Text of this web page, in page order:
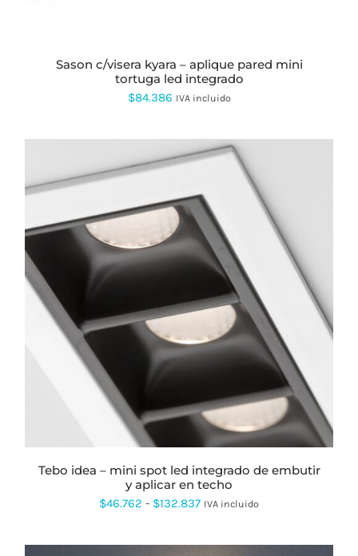
sason c/visera kyara – aplique pared mini
tortuga led integrado
$84.386 IVA incluido
PRODUCTO
MÚLTIPLES
VARIANTES.
LAS
PUEDEN
ELEGIR
PÁGINA
DE
PRODUCTO
tebo idea – mini spot led integrado de embutir
y aplicar en techo
$46.762 - $132.837Rango
precios:
IVA incluido